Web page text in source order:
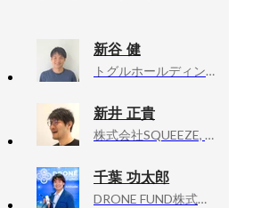
新谷 健
トグルホールディングス株式会社, つくるAI株式会社 代表取締役｜トグルホールディングス 執行役員 CPO
新井 正貴
株式会社SQUEEZE, Chief Product Officer
千葉 功太郎
DRONE FUND株式会社, 代表パートナー